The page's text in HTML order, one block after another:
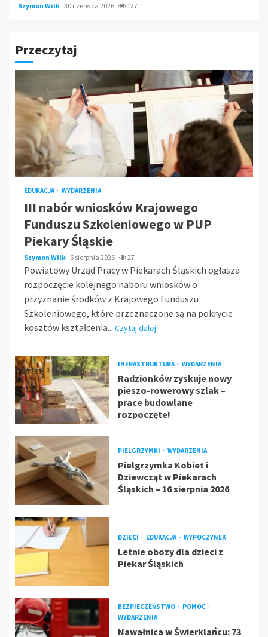
Szymon Wilk 30 czerwca 2026 127
Przeczytaj
EDUKACJA WYDARZENIA
III nabór wniosków Krajowego
Funduszu Szkoleniowego w PUP
Piekary Śląskie
Szymon Wilk 6 sierpnia 2026 27
Powiatowy Urząd Pracy w Piekarach Śląskich ogłasza
rozpoczęcie kolejnego naboru wniosków o
przyznanie środków z Krajowego Funduszu
Szkoleniowego, które przeznaczone są na pokrycie
kosztów kształcenia... Czytaj dalej
INFRASTRUKTURA WYDARZENIA
Radzionków zyskuje nowy
pieszo-rowerowy szlak –
prace budowlane
rozpoczęte!
PIELGRZYMKI WYDARZENIA
Pielgrzymka Kobiet i
Dziewcząt w Piekarach
Śląskich – 16 sierpnia 2026
DZIECI EDUKACJA WYPOCZYNEK
Letnie obozy dla dzieci z
Piekar Śląskich
BEZPIECZEŃSTWO
POMOC
WYDARZENIA
Nawałnica w Świerklańcu: 73